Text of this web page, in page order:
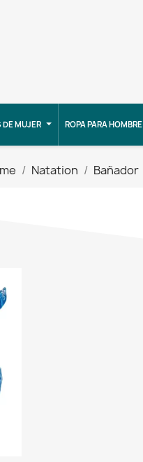
MUJER ROPA PARA HOMBRE
Natation Bañador